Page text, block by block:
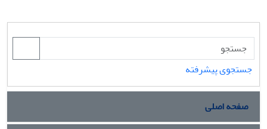
جستجوی پیشرفته
صفحه اصلی